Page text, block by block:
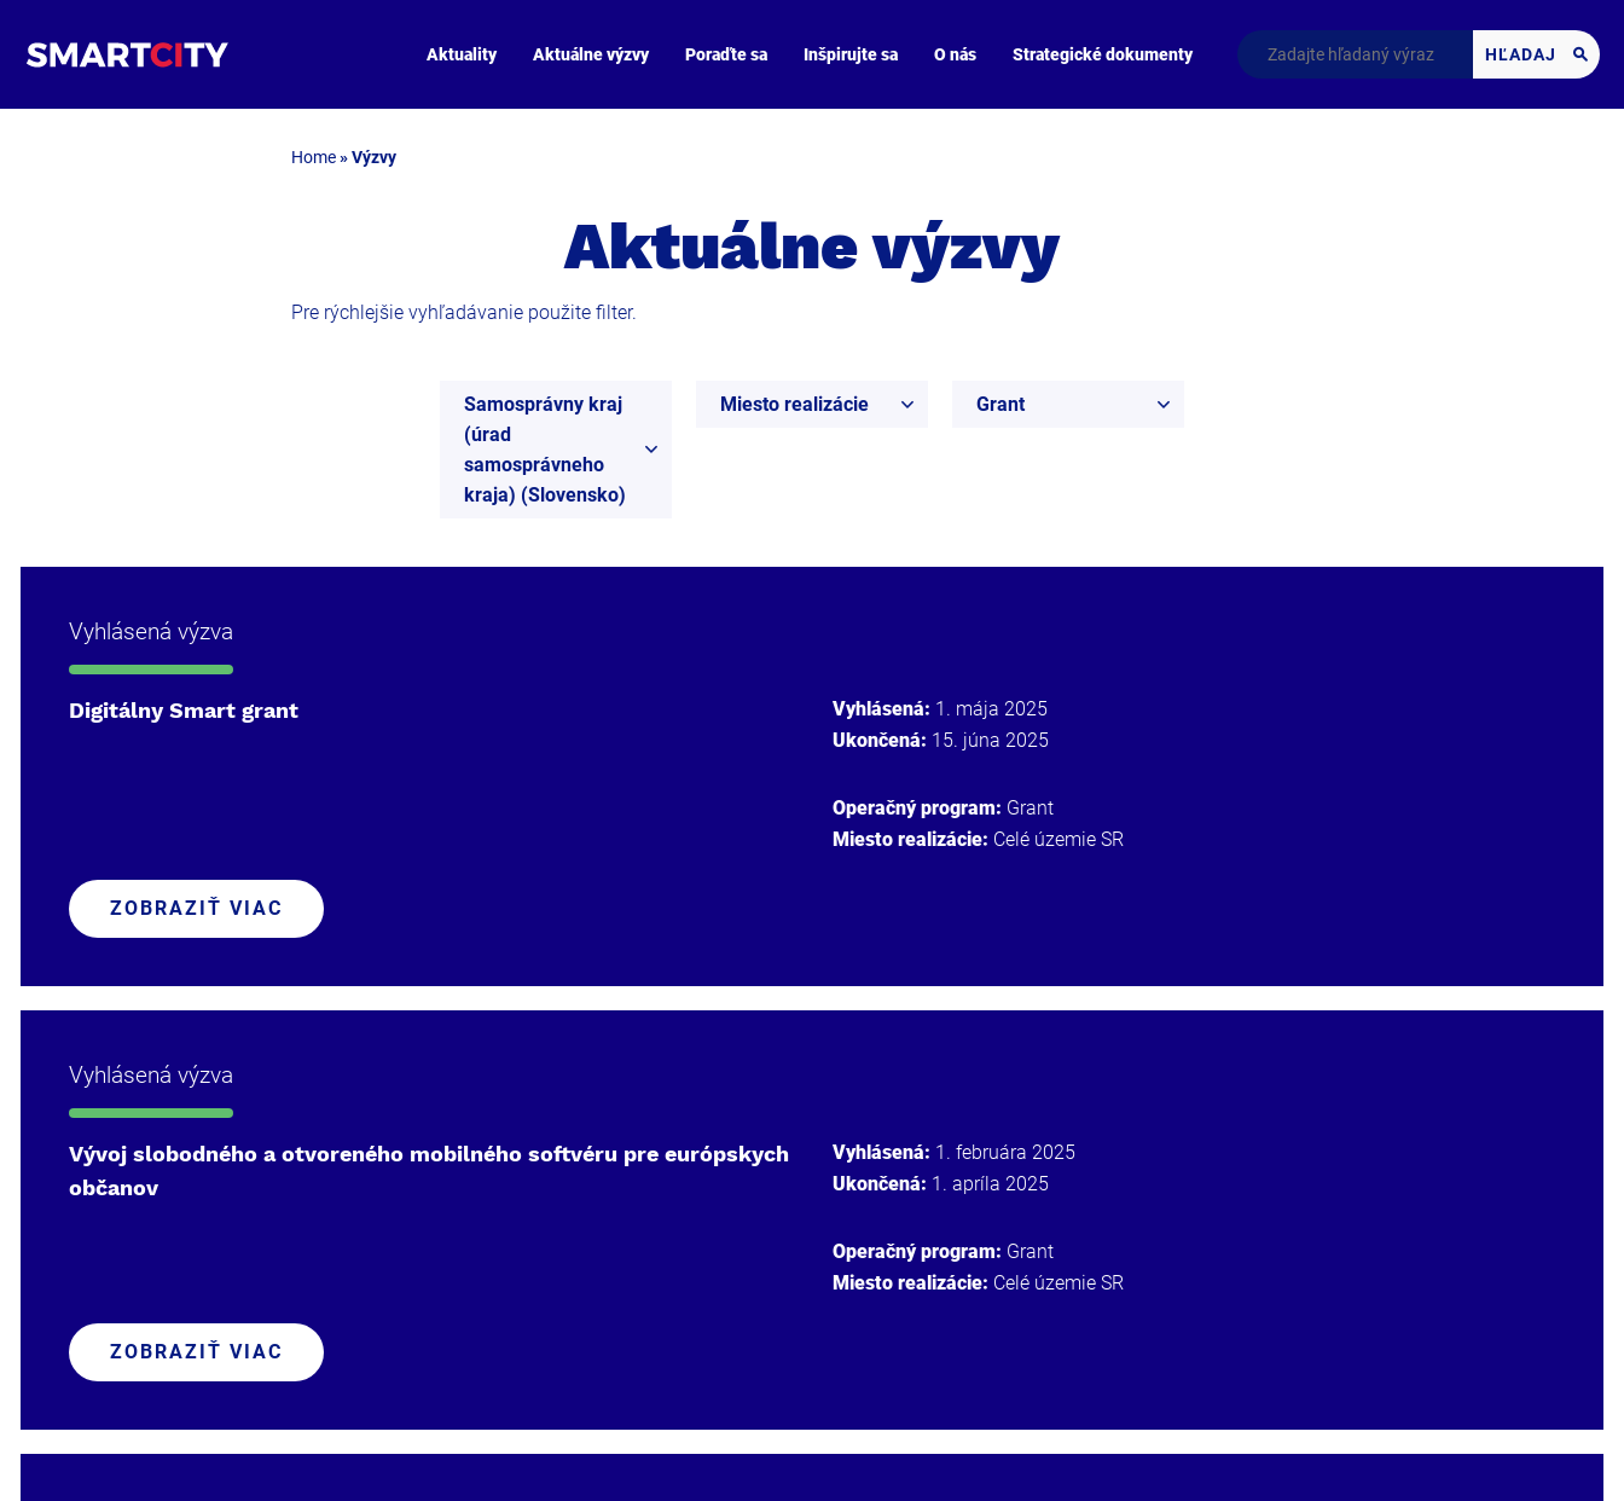
Aktuality Aktuálne výzvy Poraďte sa Inšpirujte sa O nás Strategické dokumenty HĽADAJ
Home»Výzvy
Aktuálne výzvy
Pre rýchlejšie vyhľadávanie použite filter.
Samosprávny kraj
(úrad
samosprávneho
kraja) (Slovensko)
Miesto realizácie Grant
Vyhlásená výzva
Digitálny Smart grant Vyhlásená: 1. mája 2025
Ukončená: 15. júna 2025
Operačný program: Grant
Miesto realizácie: Celé územie SR
ZOBRAZIŤ VIAC
Vyhlásená výzva
Vývoj slobodného a otvoreného mobilného softvéru pre európskych
občanov
Vyhlásená: 1. februára 2025
Ukončená: 1. apríla 2025
Operačný program: Grant
Miesto realizácie: Celé územie SR
ZOBRAZIŤ VIAC